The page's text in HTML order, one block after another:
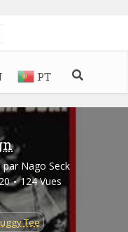
PT
par Nago Seck
124 Vues
Tee